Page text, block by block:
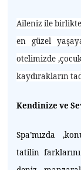
Aileniz ile
en güzel
otelimizde
kaydırakların
Kendinize ve
Spa’mızda
tatilin